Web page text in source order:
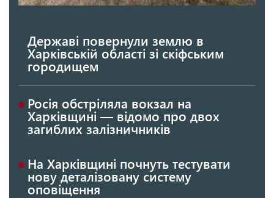
Державі повернули землю в
Харківській області зі скіфським
городищем
Росія обстріляла вокзал на
Харківщині — відомо про двох
загиблих залізничників
На Харківщині почнуть тестувати
нову деталізовану систему
оповіщення